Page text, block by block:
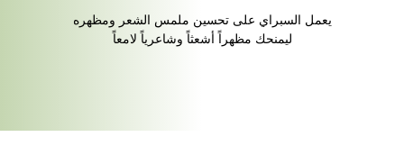
يعمل السبراي على تحسين ملمس الشعر ومظهره
ليمنحك مظهراً أشعثاً وشاعرياً لامعاً